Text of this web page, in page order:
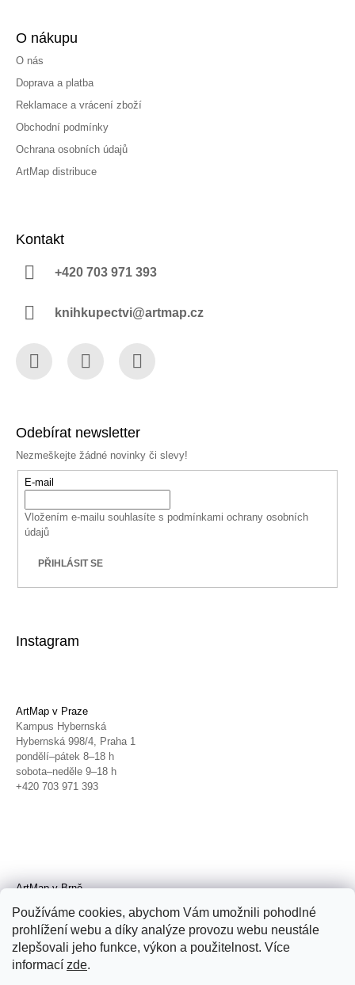
Používáme cookies, abychom Vám umožnili pohodlné
prohlížení webu a díky analýze provozu webu neustále
zlepšovali jeho funkce, výkon a použitelnost. Více
informací zde.
O nákupu
O nás
Doprava a platba
Reklamace a vrácení zboží
Obchodní podmínky
Ochrana osobních údajů
ArtMap distribuce
Kontakt
+420 703 971 393
knihkupectvi@artmap.cz
Odebírat newsletter
Nezmeškejte žádné novinky či slevy!
E-mail
Vložením e-mailu souhlasíte s podmínkami ochrany osobních
údajů
PŘIHLÁSIT SE
Instagram
ArtMap v Praze
Kampus Hybernská
Hybernská 998/4, Praha 1
pondělí–pátek 8–18 h
sobota–neděle 9–18 h
+420 703 971 393
ArtMap v Brně
Radnická 4, Brno
úterý–pátek 11–19 h
sobota 14–19 h
+420 702 152 298